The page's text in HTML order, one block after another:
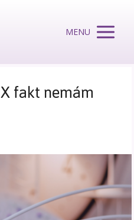
MENU
fakt nemám